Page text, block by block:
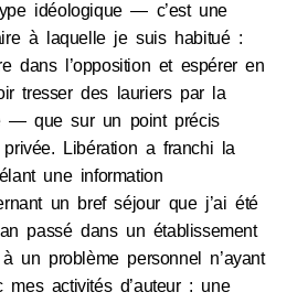
idéologique — c’est une
à laquelle je suis habitué :
dans l’opposition et espérer en
tresser des lauriers par la
— que sur un point précis
Libération a franchi la
une information
un bref séjour que j’ai été
passé dans un établissement
un problème personnel n’ayant
mes activités d’auteur : une